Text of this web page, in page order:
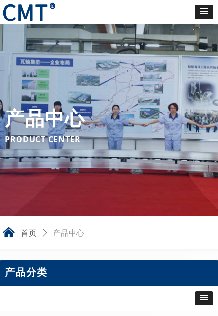
产品中心
PRODUCT CENTER
낀 首页 ꄲ 产品中心
产品分类